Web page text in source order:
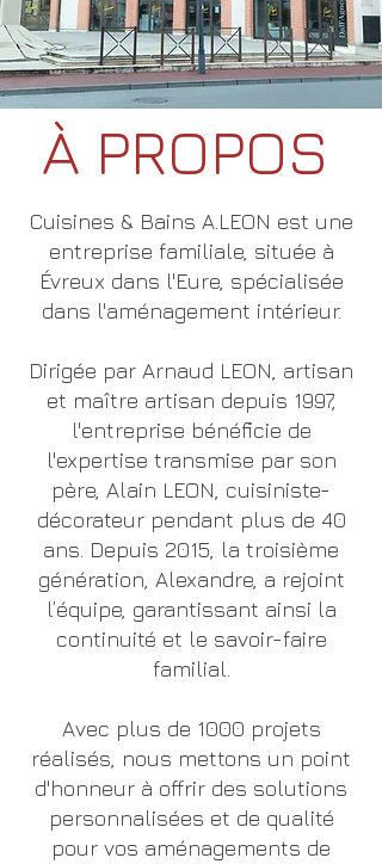
À PROPOS
Cuisines & Bains A.LEON est une
entreprise familiale, située à
Évreux dans l'Eure, spécialisée
dans l'aménagement intérieur.
Dirigée par Arnaud LEON, artisan
et maître artisan depuis 1997,
l'entreprise bénéficie de
l'expertise transmise par son
père, Alain LEON, cuisiniste-
décorateur pendant plus de 40
ans. Depuis 2015, la troisième
génération, Alexandre, a rejoint
l’équipe, garantissant ainsi la
continuité et le savoir-faire
familial.
Avec plus de 1000 projets
réalisés, nous mettons un point
d'honneur à offrir des solutions
personnalisées et de qualité
pour vos aménagements de